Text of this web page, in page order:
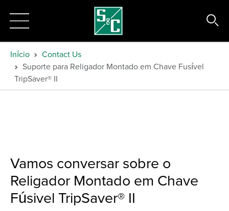
Início
Contact Us
Suporte para Religador Montado em Chave Fusível
TripSaver® II
Vamos conversar sobre o
Religador Montado em Chave
Fúsivel TripSaver® II